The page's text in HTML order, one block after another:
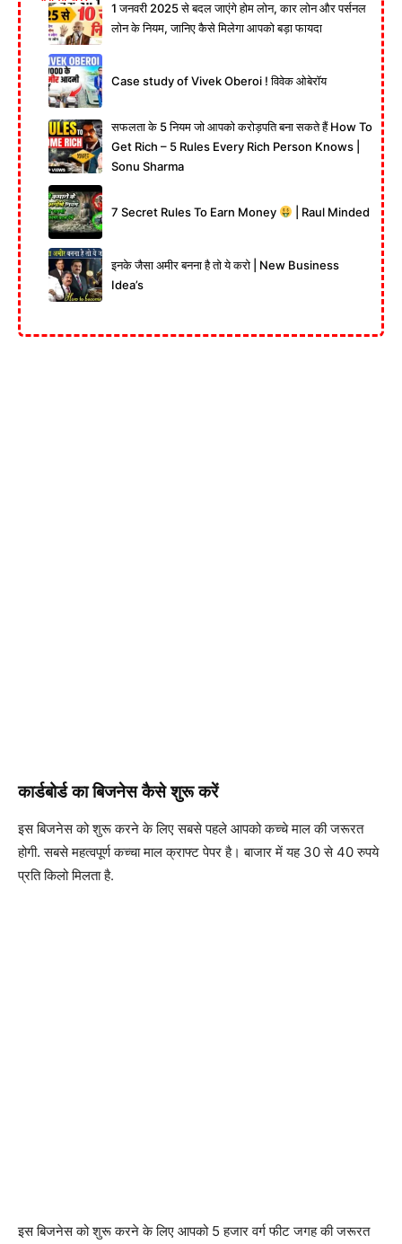
1 जनवरी 2025 से बदल जाएंगे होम लोन, कार लोन और पर्सनल
लोन के नियम, जानिए कैसे मिलेगा आपको बड़ा फायदा
Case study of Vivek Oberoi ! विवेक ओबेरॉय
सफलता के 5 नियम जो आपको करोड़पति बना सकते हैं How To
Get Rich – 5 Rules Every Rich Person Knows |
Sonu Sharma
7 Secret Rules To Earn Money | Raul Minded
इनके जैसा अमीर बनना है तो ये करो | New Business
Idea’s
कार्डबोर्ड का बिजनेस कैसे शुरू करें
इस बिजनेस को शुरू करने के लिए सबसे पहले आपको कच्चे माल की जरूरत
होगी. सबसे महत्वपूर्ण कच्चा माल क्राफ्ट पेपर है। बाजार में यह 30 से 40 रुपये
प्रति किलो मिलता है.
इस बिजनेस को शुरू करने के लिए आपको 5 हजार वर्ग फीट जगह की जरूरत